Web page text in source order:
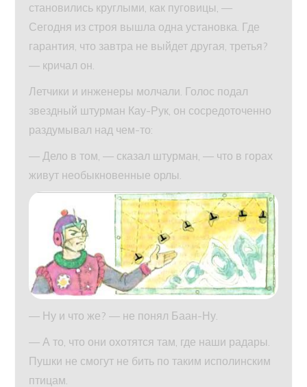
становились круглыми, как пуговицы, —
Сегодня из строя вышла одна установка. Где
гарантия, что завтра не выйдет другая, третья?
— кричал он.
Летчики и инженеры молчали. Голос подал
звездный штурман Кау-Рук, он сосредоточенно
раздумывал над чем-то:
— Дело в том, — сказал штурман, — что в горах
живут необыкновенные орлы.
— Ну и что же? — не понял Баан-Ну.
— А то, что они охотятся там, где наши радары.
Пушки не смогут не бить по таким исполинским
птицам.